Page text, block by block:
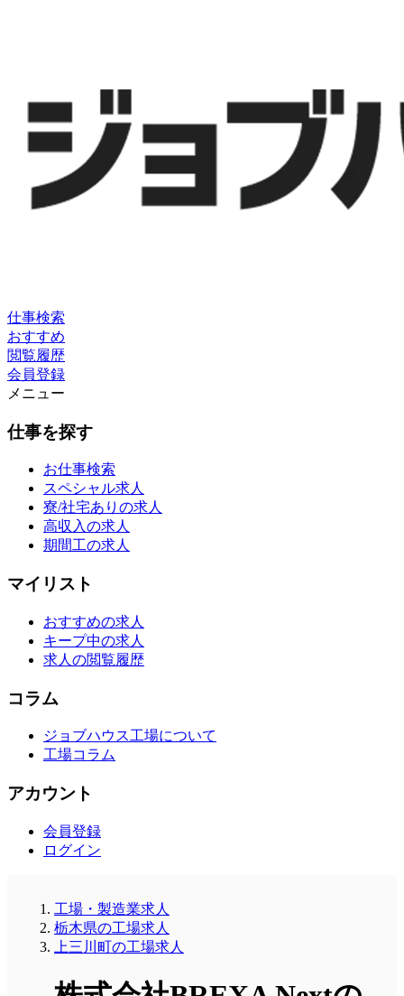
仕事検索
おすすめ
閲覧履歴
会員登録
メニュー
仕事を探す
お仕事検索
スペシャル求人
寮/社宅ありの求人
高収入の求人
期間工の求人
マイリスト
おすすめの求人
キープ中の求人
求人の閲覧履歴
コラム
ジョブハウス工場について
工場コラム
アカウント
会員登録
ログイン
工場・製造業求人
栃木県の工場求人
上三川町の工場求人